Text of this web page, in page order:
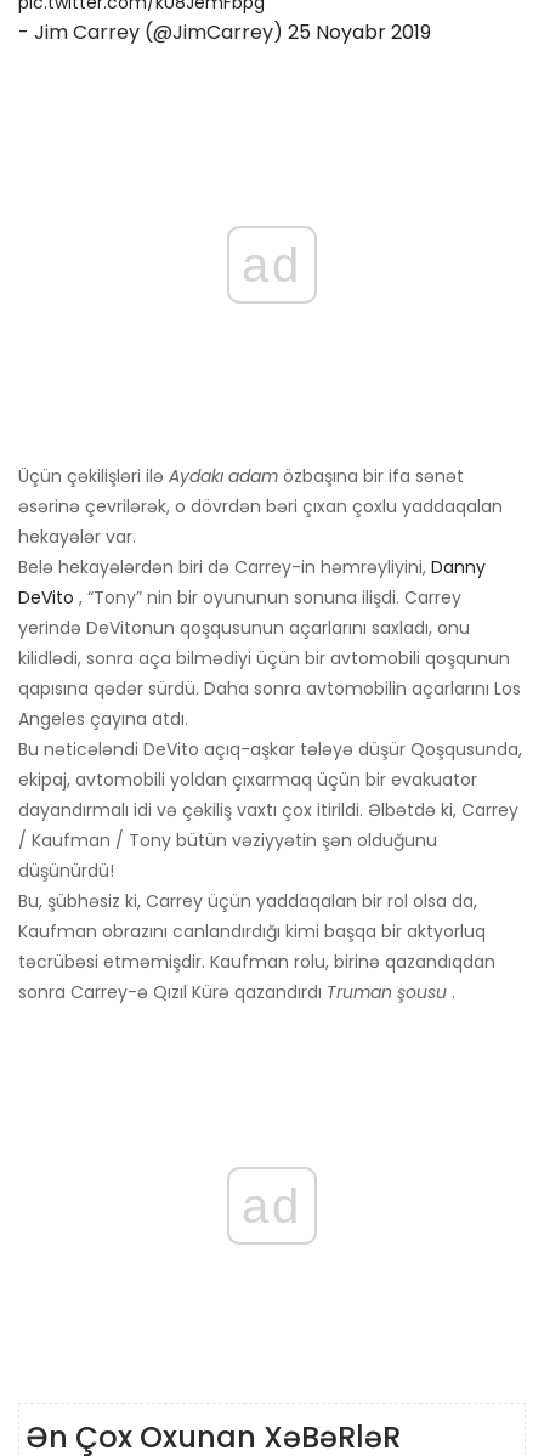
- Jim Carrey (@JimCarrey) 25 Noyabr 2019
ad
Üçün çəkilişləri ilə Aydakı adam özbaşına bir ifa sənət
əsərinə çevrilərək, o dövrdən bəri çıxan çoxlu yaddaqalan
hekayələr var.
Belə hekayələrdən biri də Carrey-in həmrəyliyini, Danny
DeVito , “Tony” nin bir oyununun sonuna ilişdi. Carrey
yerində DeVitonun qoşqusunun açarlarını saxladı, onu
kilidlədi, sonra aça bilmədiyi üçün bir avtomobili qoşqunun
qapısına qədər sürdü. Daha sonra avtomobilin açarlarını Los
Angeles çayına atdı.
Bu nəticələndi DeVito açıq-aşkar tələyə düşür Qoşqusunda,
ekipaj, avtomobili yoldan çıxarmaq üçün bir evakuator
dayandırmalı idi və çəkiliş vaxtı çox itirildi. Əlbətdə ki, Carrey
/ Kaufman / Tony bütün vəziyyətin şən olduğunu
düşünürdü!
Bu, şübhəsiz ki, Carrey üçün yaddaqalan bir rol olsa da,
Kaufman obrazını canlandırdığı kimi başqa bir aktyorluq
təcrübəsi etməmişdir. Kaufman rolu, birinə qazandıqdan
sonra Carrey-ə Qızıl Kürə qazandırdı Truman şousu .
ad
Ən Çox Oxunan XəBəRləR